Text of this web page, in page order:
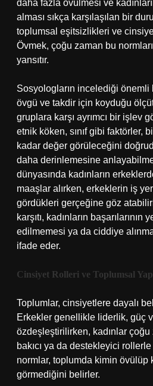
daha fazla övülmesi ve
alması sıkça karşılaşılan bir
toplumsal eşitsizlikleri ve
Övmek, çoğu zaman bu
yansıtır.
Sosyologların incelediği önemli
övgü ve takdir için koyduğu
gruplara karşı ayrımcı bir işlev
etnik köken, sınıf gibi faktörler,
kadar değer görüleceğini
daha derinlemesine
dünyasında kadınların
maaşlar alırken, erkeklerin iş
gördükleri gerçeğine göz
karşıtı, kadınların başarılarının
edilmemesi ya da ciddiye
ifade eder.
Cinsiyet Rolleri ve Toplumsal
Toplumlar, cinsiyetlere dayalı
Erkekler genellikle liderlik, güç
özdeşleştirilirken, kadınlar
bakıcı ya da destekleyici
normlar, toplumda kimin övülüp
görmediğini belirler.